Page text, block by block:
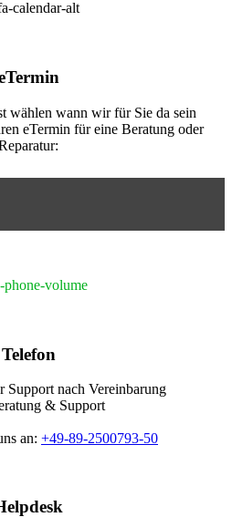
calendar-alt
wählen wann wir für Sie da sein
eTermin für eine Beratung oder
phone-volume
Telefon
Support nach Vereinbarung
& Support
an: +49-89-2500793-50